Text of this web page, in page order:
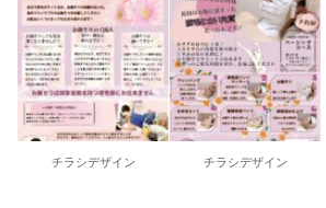
チラシデザイン チラシデザイン